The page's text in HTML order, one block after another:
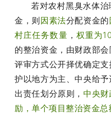
若对农村黑臭水体
金，则因素法分配资金的
村庄任务数量 ， 权重为
的整治资金，由财政部
评审方式公开择优确定
护以地方为主、中央给
出责任划分原则， 中央
励，单个项目整治资金总